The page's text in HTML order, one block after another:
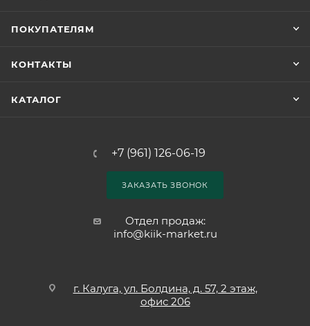
ПОКУПАТЕЛЯМ
КОНТАКТЫ
КАТАЛОГ
+7 (961) 126-06-19
ЗАКАЗАТЬ ЗВОНОК
Отдел продаж:
info@kiik-market.ru
г. Калуга, ул. Болдина, д. 57, 2 этаж,
офис 206